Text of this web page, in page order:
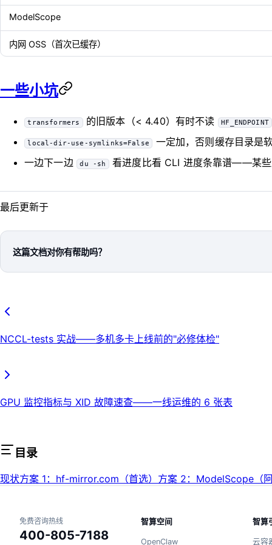
ModelScope
内网 OSS（首次已缓存）
一些小坑
transformers 的旧版本（< 4.40）有时不读 HF_ENDPOINT
local-dir-use-symlinks=False
一定加，否则缓存目录是
一边下一边
du -sh 看进度比看 CLI 进度条靠谱——某些
最后更新于
这篇文档对你有帮助吗？
NCCL-tests 实战——多机多卡上线前的"必修体检"
GPU 监控指标与 XID 故障速查——一线运维的 6 张表
目录
现状方案 1：hf-mirror.com（首选） 方案 2：ModelScope（
免费咨询热线
400-805-7188
智算空间
OpenClaw
智算
云容